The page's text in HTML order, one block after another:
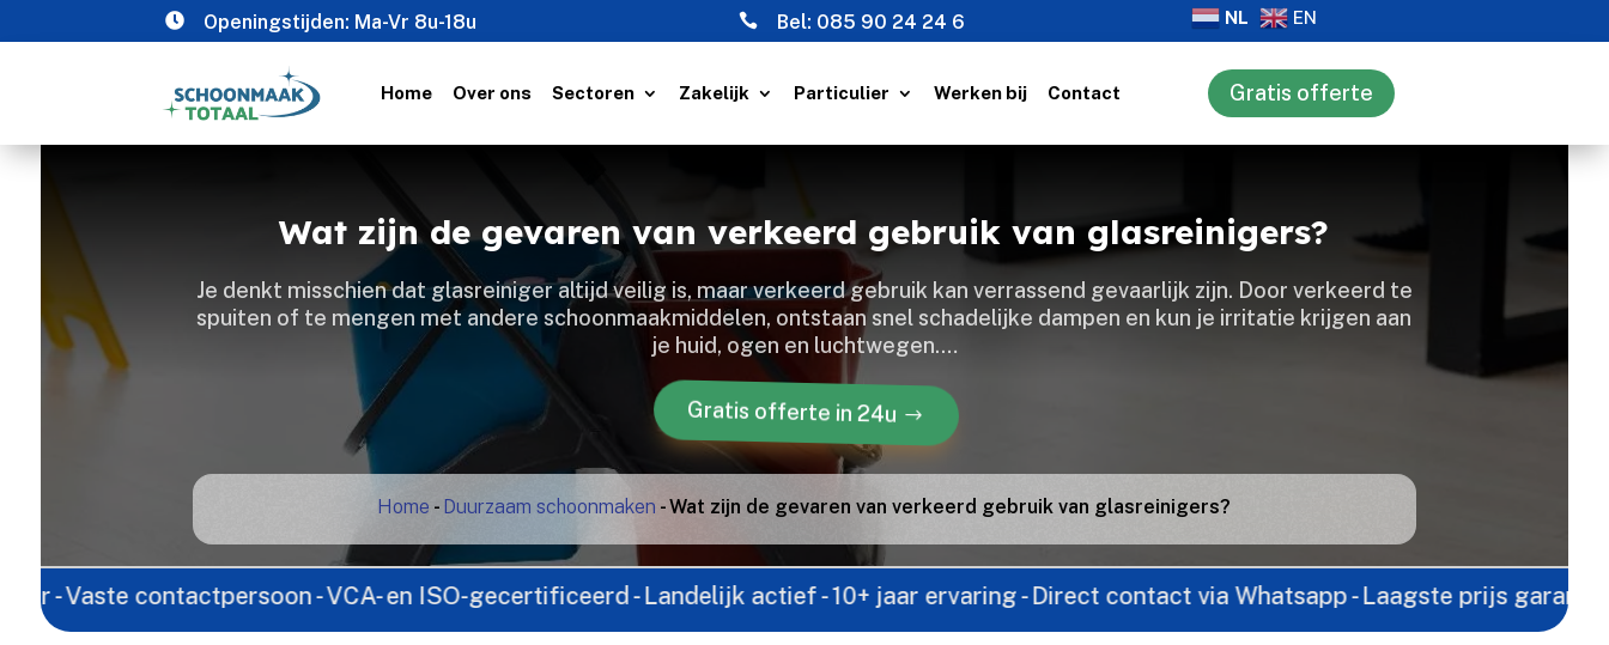
 Openingstijden: Ma-Vr 8u-18u  Bel: 085 90 24 24 6 NL EN
Home Over ons Sectoren Zakelijk Particulier Werken bij Contact Gratis offerte
Wat zijn de gevaren van verkeerd gebruik van glasreinigers?
Je denkt misschien dat glasreiniger altijd veilig is, maar verkeerd gebruik kan verrassend gevaarlijk zijn.​ Door verkeerd te
spuiten of te mengen met andere schoonmaakmiddelen, ontstaan snel schadelijke dampen en kun je irritatie krijgen aan
je huid, ogen en luchtwegen.​…
Gratis offerte in 24u
Home - Duurzaam schoonmaken -Wat zijn de gevaren van verkeerd gebruik van glasreinigers?
contactpersoon - VCA- en ISO-gecertificeerd - Landelijk actief - 10+ jaar ervaring - Direct contact via Whatsapp - Laagste prijs garantie - Gratis